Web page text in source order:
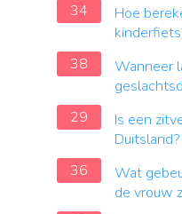
34
Hoe
38
Wanneer
29
Is een
Duitsland?
36
Wat
de vrouw